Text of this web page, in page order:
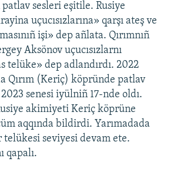
sesleri eşitile. Rusiye
uçucısızlarına» qarşı ateş ve
işi» dep añlata. Qırımnıñ
Aksönov uçucısızlarnı
telüke» dep adlandırdı. 2022
Qırım (Keriç) köpründe patlav
senesi iyülniñ 17-nde oldı.
akimiyeti Keriç köprüne
aqqında bildirdi. Yarımadada
seviyesi devam ete.
qapalı.